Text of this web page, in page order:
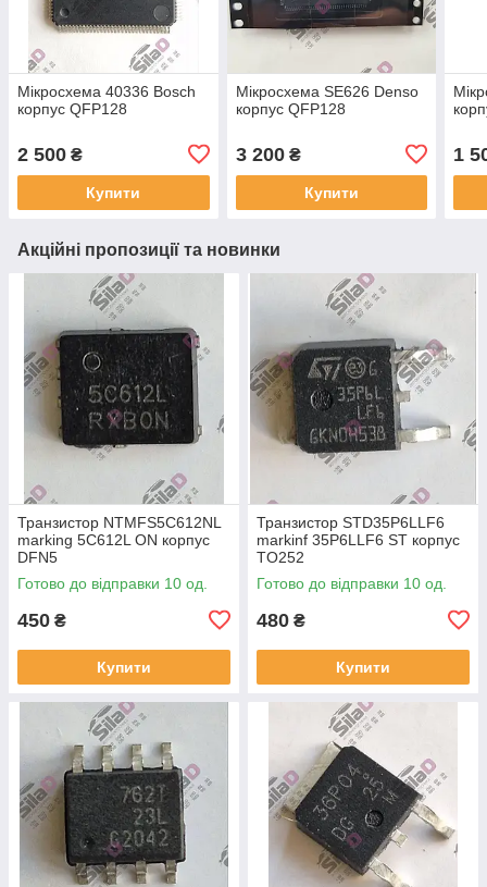
Мікросхема 40336 Bosch
корпус QFP128
2 500 ₴
Купити
Мікросхема SE626 Denso
корпус QFP128
3 200₴
Купити
1
Акційні пропозиції та новинки
Транзистор NTMFS5C612NL
marking 5C612L ON корпус
DFN5
Готово до відправки 10 од.
450 ₴
Купити
Транзистор STD35P6LLF6
markinf 35P6LLF6 ST корпус
TO252
Готово до відправки 10 од.
480 ₴
Купити